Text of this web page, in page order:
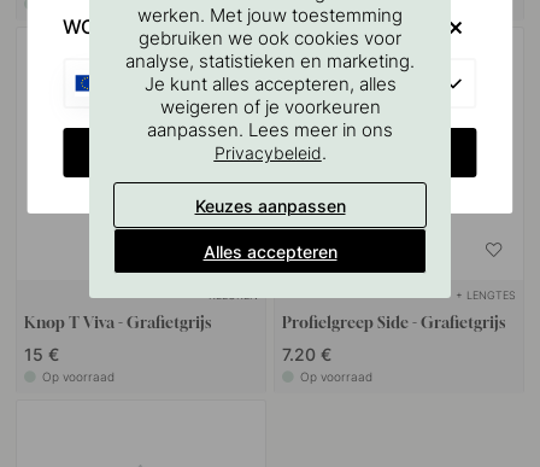
Op voorraad
Knop T Viva - Grafietgrijs
15 €
Op voorraad
+ LENGTES
Profielgreep Side - Grafietgrijs
7.20 €
Op voorraad
werken. Met jouw toestemming
gebruiken we ook cookies voor
analyse, statistieken en marketing.
Je kunt alles accepteren, alles
weigeren of je voorkeuren
aanpassen. Lees meer in ons
Privacybeleid.
Keuzes aanpassen
Alles accepteren
WOULD YOU RATHER VISIT?
CHANGE COUNTRY